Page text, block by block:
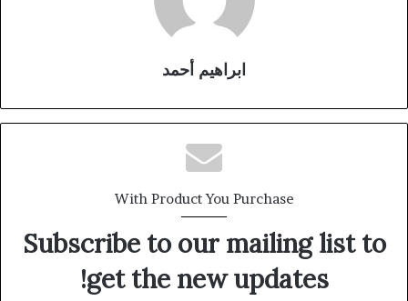
ابراهيم أحمد
With Product You Purchase
Subscribe to our mailing list to
get the new updates!